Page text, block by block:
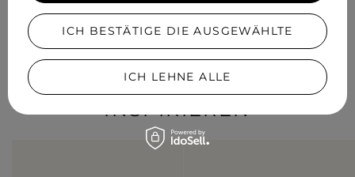
LASSEN SIE SICH VON DEN
STYLES AUF INSTAGRAM
INSPIRIEREN
ICH BESTÄTIGE DIE AUSGEWÄHLTE
ICH LEHNE ALLE